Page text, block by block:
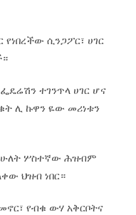
የነበረችው ሲንጋፖር፣ ሀገር
ተገንጥላ ሀገር ሆና
ሊ ኩዋን ዬው መሪነቱን
ሁለት ሦስተኛው ሕዝብም
ህዝብ ነበር።
የብቁ ውሃ አቅርቦትና